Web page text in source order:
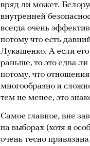
вряд ли может.
внутренней
всегда очень
потому что есть
Лукашенко. А если
раньше, то это едва
потому, что
многообразно и
тем не менее, это
Самое главное, вне
на выборах (хотя я
очень тесно